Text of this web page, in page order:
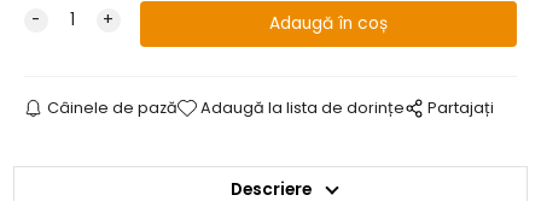
Câinele de pază Adaugă la lista de dorințe Partajați
Descriere